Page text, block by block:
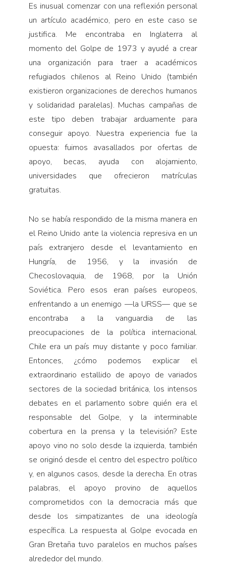
Es inusual comenzar con una reflexión personal
un artículo académico, pero en este caso se
justifica. Me encontraba en Inglaterra al
momento del Golpe de 1973 y ayudé a crear
una organización para traer a académicos
refugiados chilenos al Reino Unido (también
existieron organizaciones de derechos humanos
y solidaridad paralelas). Muchas campañas de
este tipo deben trabajar arduamente para
conseguir apoyo. Nuestra experiencia fue la
opuesta: fuimos avasallados por ofertas de
apoyo, becas, ayuda con alojamiento,
universidades que ofrecieron matrículas
gratuitas.
No se había respondido de la misma manera en
el Reino Unido ante la violencia represiva en un
país extranjero desde el levantamiento en
Hungría, de 1956, y la invasión de
Checoslovaquia, de 1968, por la Unión
Soviética. Pero esos eran países europeos,
enfrentando a un enemigo —la URSS— que se
encontraba a la vanguardia de las
preocupaciones de la política internacional.
Chile era un país muy distante y poco familiar.
Entonces, ¿cómo podemos explicar el
extraordinario estallido de apoyo de variados
sectores de la sociedad británica, los intensos
debates en el parlamento sobre quién era el
responsable del Golpe, y la interminable
cobertura en la prensa y la televisión? Este
apoyo vino no solo desde la izquierda, también
se originó desde el centro del espectro político
y, en algunos casos, desde la derecha. En otras
palabras, el apoyo provino de aquellos
comprometidos con la democracia más que
desde los simpatizantes de una ideología
específica. La respuesta al Golpe evocada en
Gran Bretaña tuvo paralelos en muchos países
alrededor del mundo.